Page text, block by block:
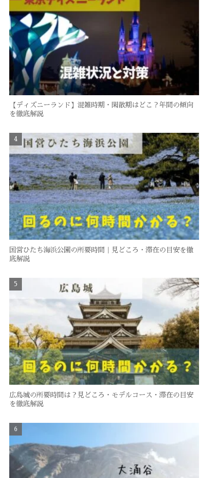
【ディズニーランド】混雑時期・閑散期はどこ？年間の傾向
を徹底解説
国営ひたち海浜公園の所要時間｜見どころ・滞在の目安を徹
底解説
広島城の所要時間は？見どころ・モデルコース・滞在の目安
を徹底解説